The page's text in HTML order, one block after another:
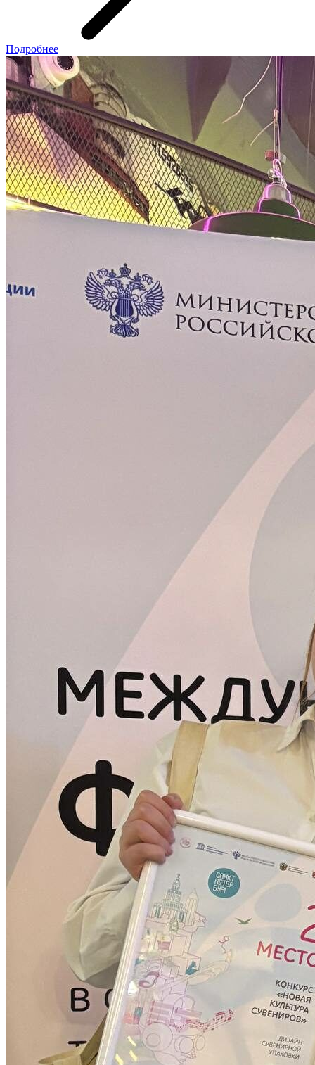
Подробнее